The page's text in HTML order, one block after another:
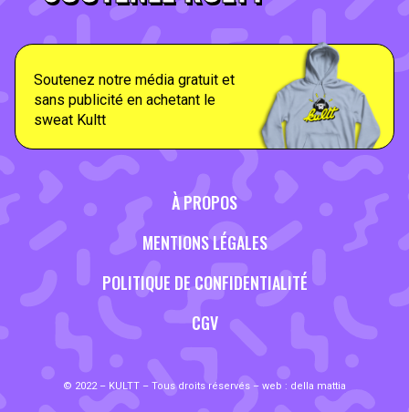
Soutenez notre média gratuit et
sans publicité en achetant le
sweat Kultt
À PROPOS
MENTIONS LÉGALES
POLITIQUE DE CONFIDENTIALITÉ
CGV
© 2022 – KULTT – Tous droits réservés – web : della mattia